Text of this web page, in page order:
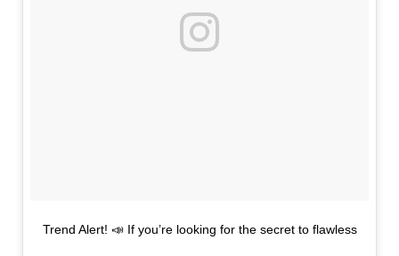
Trend Alert! 📣 If you’re looking for the secret to flawless